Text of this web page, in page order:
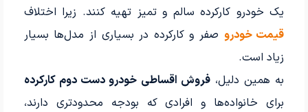
یک خودرو کارکرده سالم و تمیز تهیه کنند. زیرا اختلاف
قیمت خودرو صفر و کارکرده در بسیاری از مدل‌ها بسیار
زیاد است.
به همین دلیل،فروش اقساطی خودرو دست دوم کارکرده
برای خانواده‌ها و افرادی که بودجه محدودتری دارند،